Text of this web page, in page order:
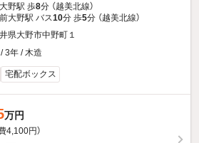
野駅 歩8分 （越美北線）
大野駅 バス10分 歩5分 （越美北線）
県大野市中野町１
3年 / 木造
宅配ボックス
万円
4,100円）